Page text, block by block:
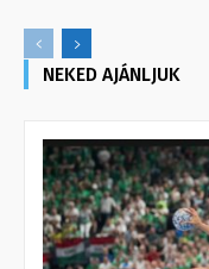
NEKED AJÁNLJUK